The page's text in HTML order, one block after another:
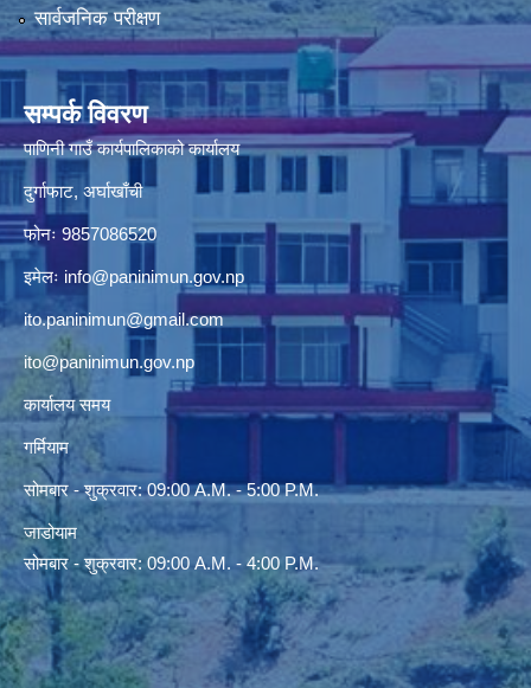
सार्वजनिक परीक्षण
सम्पर्क विवरण
पाणिनी गाउँ कार्यपालिकाको कार्यालय
दुर्गाफाट, अर्घाखाँची
फोनः 9857086520
इमेलः info@paninimun.gov.np
ito.paninimun@gmail.com
ito@paninimun.gov.np
कार्यालय समय
गर्मियाम
सोमबार - शुक्रवार: 09:00 A.M. - 5:00 P.M.
जाडोयाम
सोमबार - शुक्रवार: 09:00 A.M. - 4:00 P.M.